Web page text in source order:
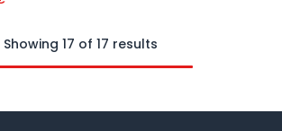
Showing 17 of 17 results